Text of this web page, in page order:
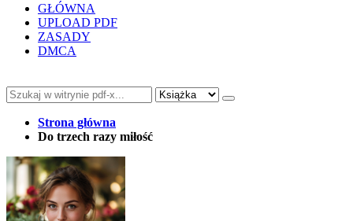
GŁÓWNA
UPLOAD PDF
ZASADY
DMCA
Strona główna
Do trzech razy miłość